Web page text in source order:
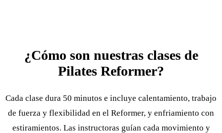
¿Cómo son nuestras clases de
Pilates Reformer?
Cada clase dura 50 minutos e incluye calentamiento, trabajo
de fuerza y flexibilidad en el Reformer, y enfriamiento con
estiramientos. Las instructoras guían cada movimiento y